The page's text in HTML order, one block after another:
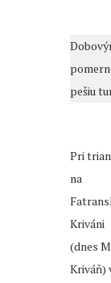
pešiu
Pri
na
Kriváni
(dnes
Kriváň)